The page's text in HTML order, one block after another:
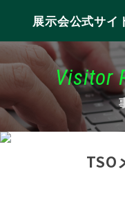
展示会公式サイ
Visitor
TSO